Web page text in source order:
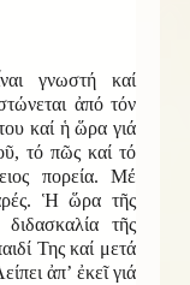
γνωστή καί
ἀπό τόν
καί ἡ ὥρα γιά
τό πῶς καί τό
πορεία. Μέ
Ἡ ὥρα τῆς
τῆς
Της καί μετά
ἀπ’ ἐκεῖ γιά